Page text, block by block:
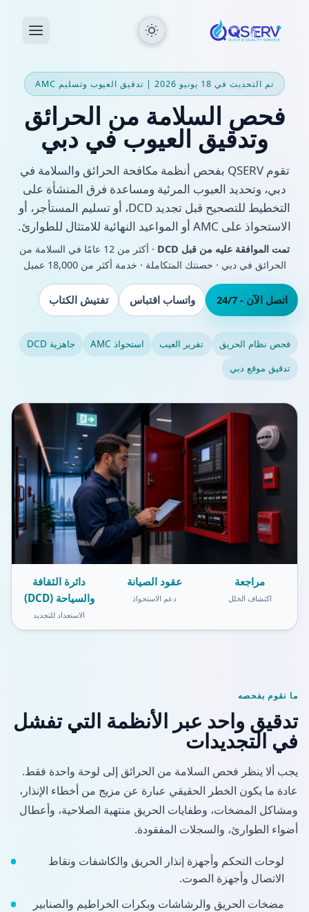
تم التحديث في 18 يونيو 2026 | تدقيق العيوب وتسليم AMC
فحص السلامة من الحرائق
وتدقيق العيوب في دبي
تقوم QSERV بفحص أنظمة مكافحة الحرائق والسلامة في
دبي، وتحديد العيوب المرئية ومساعدة فرق المنشأة على
التخطيط للتصحيح قبل تجديد DCD، أو تسليم المستأجر، أو
الاستحواذ على AMC أو المواعيد النهائية للامتثال للطوارئ.
تمت الموافقة عليه من قبل DCD
· أكثر من 12 عامًا في السلامة من
الحرائق في دبي · حصنتك المتكاملة · خدمة أكثر من 18,000 عميل
اتصل الآن - 24/7 واتساب اقتباس تفتيش الكتاب
فحص نظام الحريق تقرير العيب استحواذ AMC
جاهزية DCD
تدقيق موقع دبي
مراجعة
اكتشاف الخلل
عقود الصيانة
دعم الاستحواذ
دائرة الثقافة
والسياحة (DCD)
الاستعداد للتجديد
ما نقوم بفحصه
تدقيق واحد عبر الأنظمة التي تفشل
في التجديدات
يجب ألا ينظر فحص السلامة من الحرائق إلى لوحة واحدة فقط.
عادة ما يكون الخطر الحقيقي عبارة عن مزيج من أخطاء الإنذار،
ومشاكل المضخات، وطفايات الحريق منتهية الصلاحية، وأعطال
أضواء الطوارئ، والسجلات المفقودة.
لوحات التحكم وأجهزة إنذار الحريق والكاشفات ونقاط
الاتصال وأجهزة الصوت.
مضخات الحريق والرشاشات وبكرات الخراطيم والصنابير